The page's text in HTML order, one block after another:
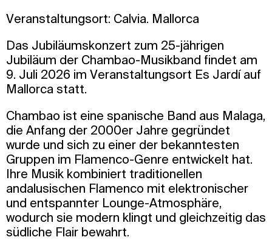
Veranstaltungsort: Calvia. Mallorca
Das Jubiläumskonzert zum 25-jährigen
Jubiläum der Chambao-Musikband findet am
9. Juli 2026 im Veranstaltungsort Es Jardí auf
Mallorca statt.
Chambao ist eine spanische Band aus Malaga,
die Anfang der 2000er Jahre gegründet
wurde und sich zu einer der bekanntesten
Gruppen im Flamenco-Genre entwickelt hat.
Ihre Musik kombiniert traditionellen
andalusischen Flamenco mit elektronischer
und entspannter Lounge-Atmosphäre,
wodurch sie modern klingt und gleichzeitig das
südliche Flair bewahrt.